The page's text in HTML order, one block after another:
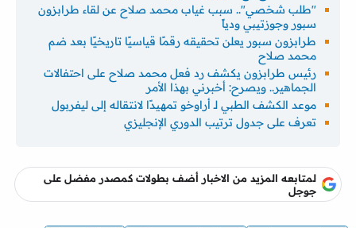
"طلب شخصي".. سبب غياب محمد صلاح عن لقاء طرابزون
سبور وجوزتيبي ودياً
طرابزون سبور يعلن تحقيقه رقمًا قياسيًا تاريخيًا بعد ضم
محمد صلاح
رئيس طرابزون يكشف رد فعل محمد صلاح على احتفالات
الجماهير.. ويصرح: أخبرني بهذا الأمر
موعد الكشف الطبي لـ أراوخو تمهيدًا لانتقاله إلى ليفربول
تعرف على جدول ترتيب الدوري الإنجليزي
لمتابعه المزيد من الاخبار أضف بطولات كمصدر مفضل على
جوجل